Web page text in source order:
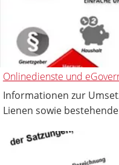
Onlinedienste und
Informationen zur
Lienen sowie